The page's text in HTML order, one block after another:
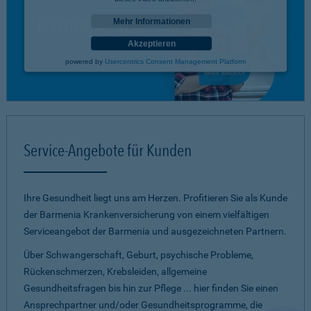
Mehr Informationen
Akzeptieren
powered by Usercentrics Consent Management Platform
Service-Angebote für Kunden
Ihre Gesundheit liegt uns am Herzen. Profitieren Sie als Kunde
der Barmenia Krankenversicherung von einem vielfältigen
Serviceangebot der Barmenia und ausgezeichneten Partnern.
Über Schwangerschaft, Geburt, psychische Probleme,
Rückenschmerzen, Krebsleiden, allgemeine
Gesundheitsfragen bis hin zur Pflege ... hier finden Sie einen
Ansprechpartner und/oder Gesundheitsprogramme, die